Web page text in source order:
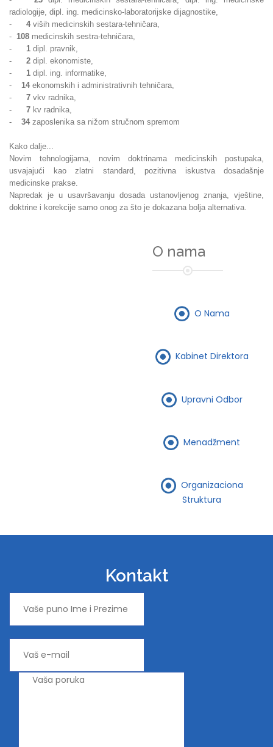
radiologije, dipl. ing. medicinsko-laboratorijske dijagnostike,
- 4 viših medicinskih sestara-tehničara,
- 108 medicinskih sestra-tehničara,
- 1 dipl. pravnik,
- 2 dipl. ekonomiste,
- 1 dipl. ing. informatike,
- 14 ekonomskih i administrativnih tehničara,
- 7 vkv radnika,
- 7 kv radnika,
- 34 zaposlenika sa nižom stručnom spremom
Kako dalje...
Novim tehnologijama, novim doktrinama medicinskih postupaka,
usvajajući kao zlatni standard, pozitivna iskustva dosadašnje
medicinske prakse.
Napredak je u usavršavanju dosada ustanovljenog znanja, vještine,
doktrine i korekcije samo onog za što je dokazana bolja alternativa.
O nama
O Nama
Kabinet Direktora
Upravni Odbor
Menadžment
Organizaciona
Struktura
Kontakt